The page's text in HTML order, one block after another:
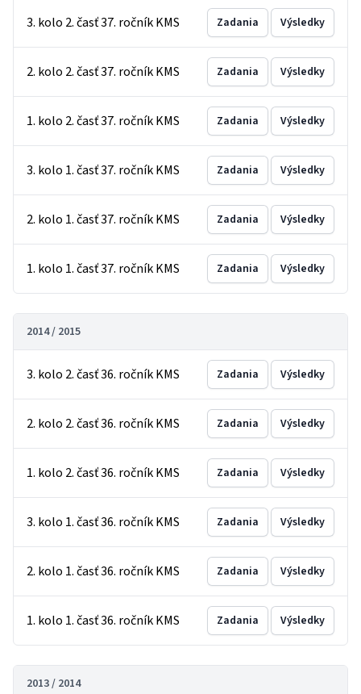
3. kolo 2. časť 37. ročník KMS Zadania Výsledky
2. kolo 2. časť 37. ročník KMS Zadania Výsledky
1. kolo 2. časť 37. ročník KMS Zadania Výsledky
3. kolo 1. časť 37. ročník KMS Zadania Výsledky
2. kolo 1. časť 37. ročník KMS Zadania Výsledky
1. kolo 1. časť 37. ročník KMS Zadania Výsledky
2014 / 2015
3. kolo 2. časť 36. ročník KMS Zadania Výsledky
2. kolo 2. časť 36. ročník KMS Zadania Výsledky
1. kolo 2. časť 36. ročník KMS Zadania Výsledky
3. kolo 1. časť 36. ročník KMS Zadania Výsledky
2. kolo 1. časť 36. ročník KMS Zadania Výsledky
1. kolo 1. časť 36. ročník KMS Zadania Výsledky
2013 / 2014